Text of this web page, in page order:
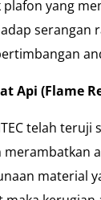
yang
serangan
Api (Flame
telah teruji
merambatkan
material